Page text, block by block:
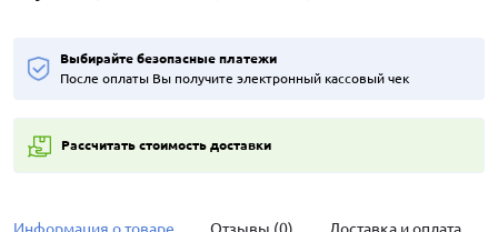
Выбирайте безопасные платежи
После оплаты Вы получите электронный кассовый чек
Рассчитать стоимость доставки